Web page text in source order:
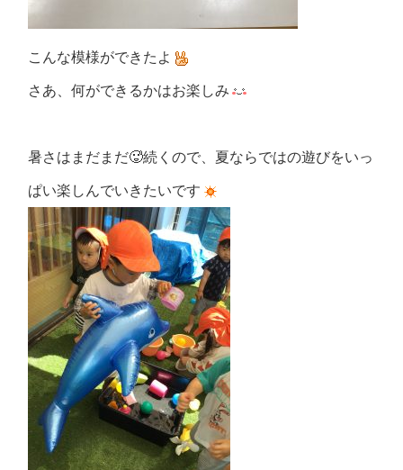
こんな模様ができたよ
さあ、何ができるかはお楽しみ
暑さはまだまだ🥵続くので、夏ならではの遊びをいっ
ぱい楽しんでいきたいです